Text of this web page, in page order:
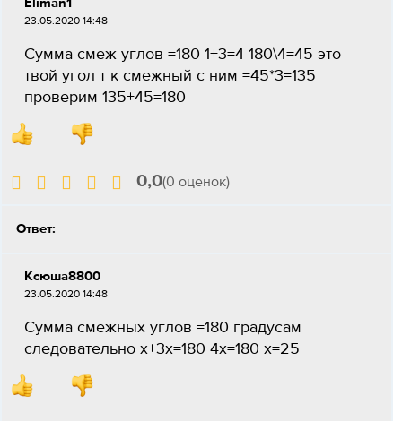
Eliman1
23.05.2020 14:48
Сумма смеж углов =180 1+3=4 180\4=45 это
твой угол т к смежный с ним =45*3=135
проверим 135+45=180
0,0(0 оценок)
Ответ:
Ксюша8800
23.05.2020 14:48
Сумма смежных углов =180 градусам
следовательно x+3x=180 4x=180 x=25